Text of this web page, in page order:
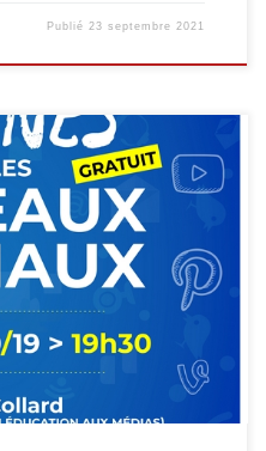
Publié23 septembre 2021
Royal Ardennes –
de Malmedy ont le plaisir
formateur en éducation aux
permettra de mieux
leurs usages d’Internet,